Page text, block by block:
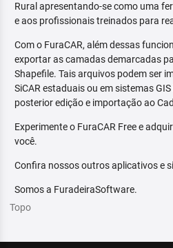
Rural apresentando-se como uma
e aos profissionais treinados para
Com o FuraCAR, além dessas
exportar as camadas demarcadas
Shapefile. Tais arquivos podem ser
SiCAR estaduais ou em sistemas
posterior edição e importação ao
Experimente o FuraCAR Free e
você.
Confira nossos outros aplicativos e
Somos a FuradeiraSoftware.
Topo